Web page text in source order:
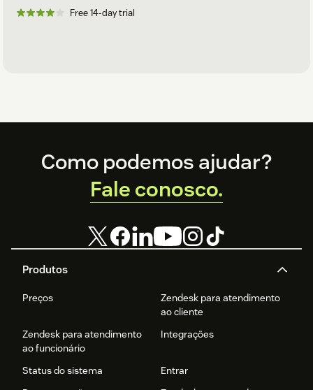
Free 14-day trial
Footer
Produtos
Preços
Zendesk para atendimento
ao cliente
Zendesk para atendimento
ao funcionário
Integrações
Status do sistema
Entrar
Como podemos ajudar?
Fale conosco.